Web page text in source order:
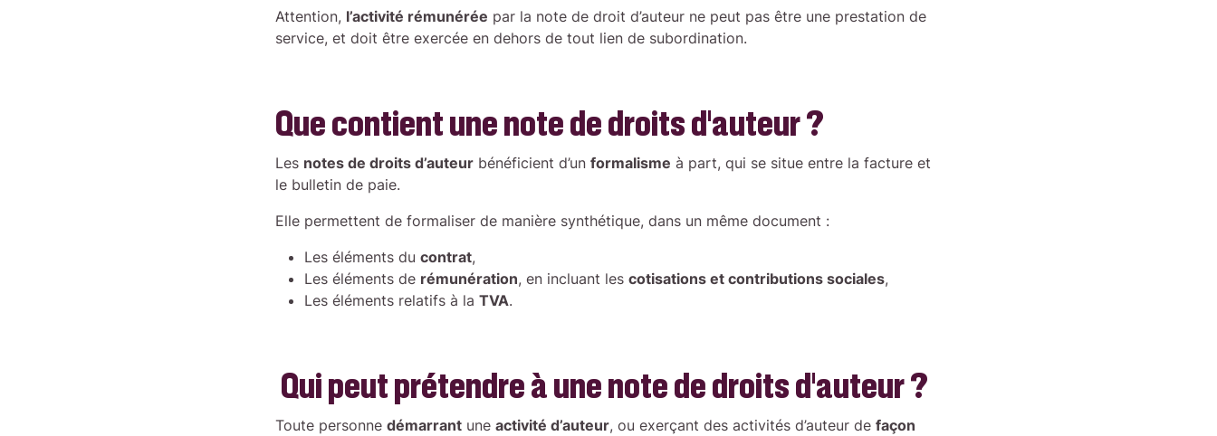
Attention, l’activité rémunérée par la note de droit d’auteur ne peut pas être une prestation de
service, et doit être exercée en dehors de tout lien de subordination.
Que contient une note de droits d’auteur ?
Les notes de droits d’auteur bénéficient d’un formalisme à part, qui se situe entre la facture et
le bulletin de paie.
Elle permettent de formaliser de manière synthétique, dans un même document :
Les éléments du contrat,
Les éléments de rémunération, en incluant les cotisations et contributions sociales,
Les éléments relatifs à la TVA.
Qui peut prétendre à une note de droits d’auteur ?
Toute personne démarrant une activité d’auteur, ou exerçant des activités d’auteur de façon